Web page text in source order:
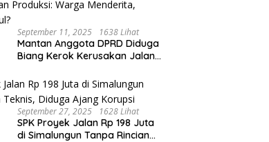
September 11, 2025 1638 Lihat
Mantan Anggota DPRD Diduga
Biang Kerok Kerusakan Jalan
Hukum Tumpul?
September 27, 2025 1628 Lihat
SPK Proyek Jalan Rp 198 Juta
di Simalungun Tanpa Rincian